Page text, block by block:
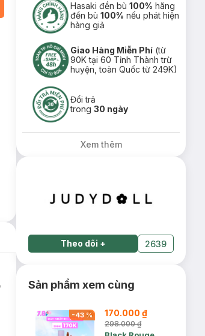
Hasaki đền bù100% hãng
đền bù100% nếu phát hiện
hàng giả
Giao Hàng Miễn Phí (từ
90K tại 60 Tỉnh Thành trừ
huyện, toàn Quốc từ 249K)
Đổi trả
trong30 ngày
Xem thêm
Theo dõi + 2639
Sản phẩm xem cùng
-43% 170.000 ₫
298.000 ₫